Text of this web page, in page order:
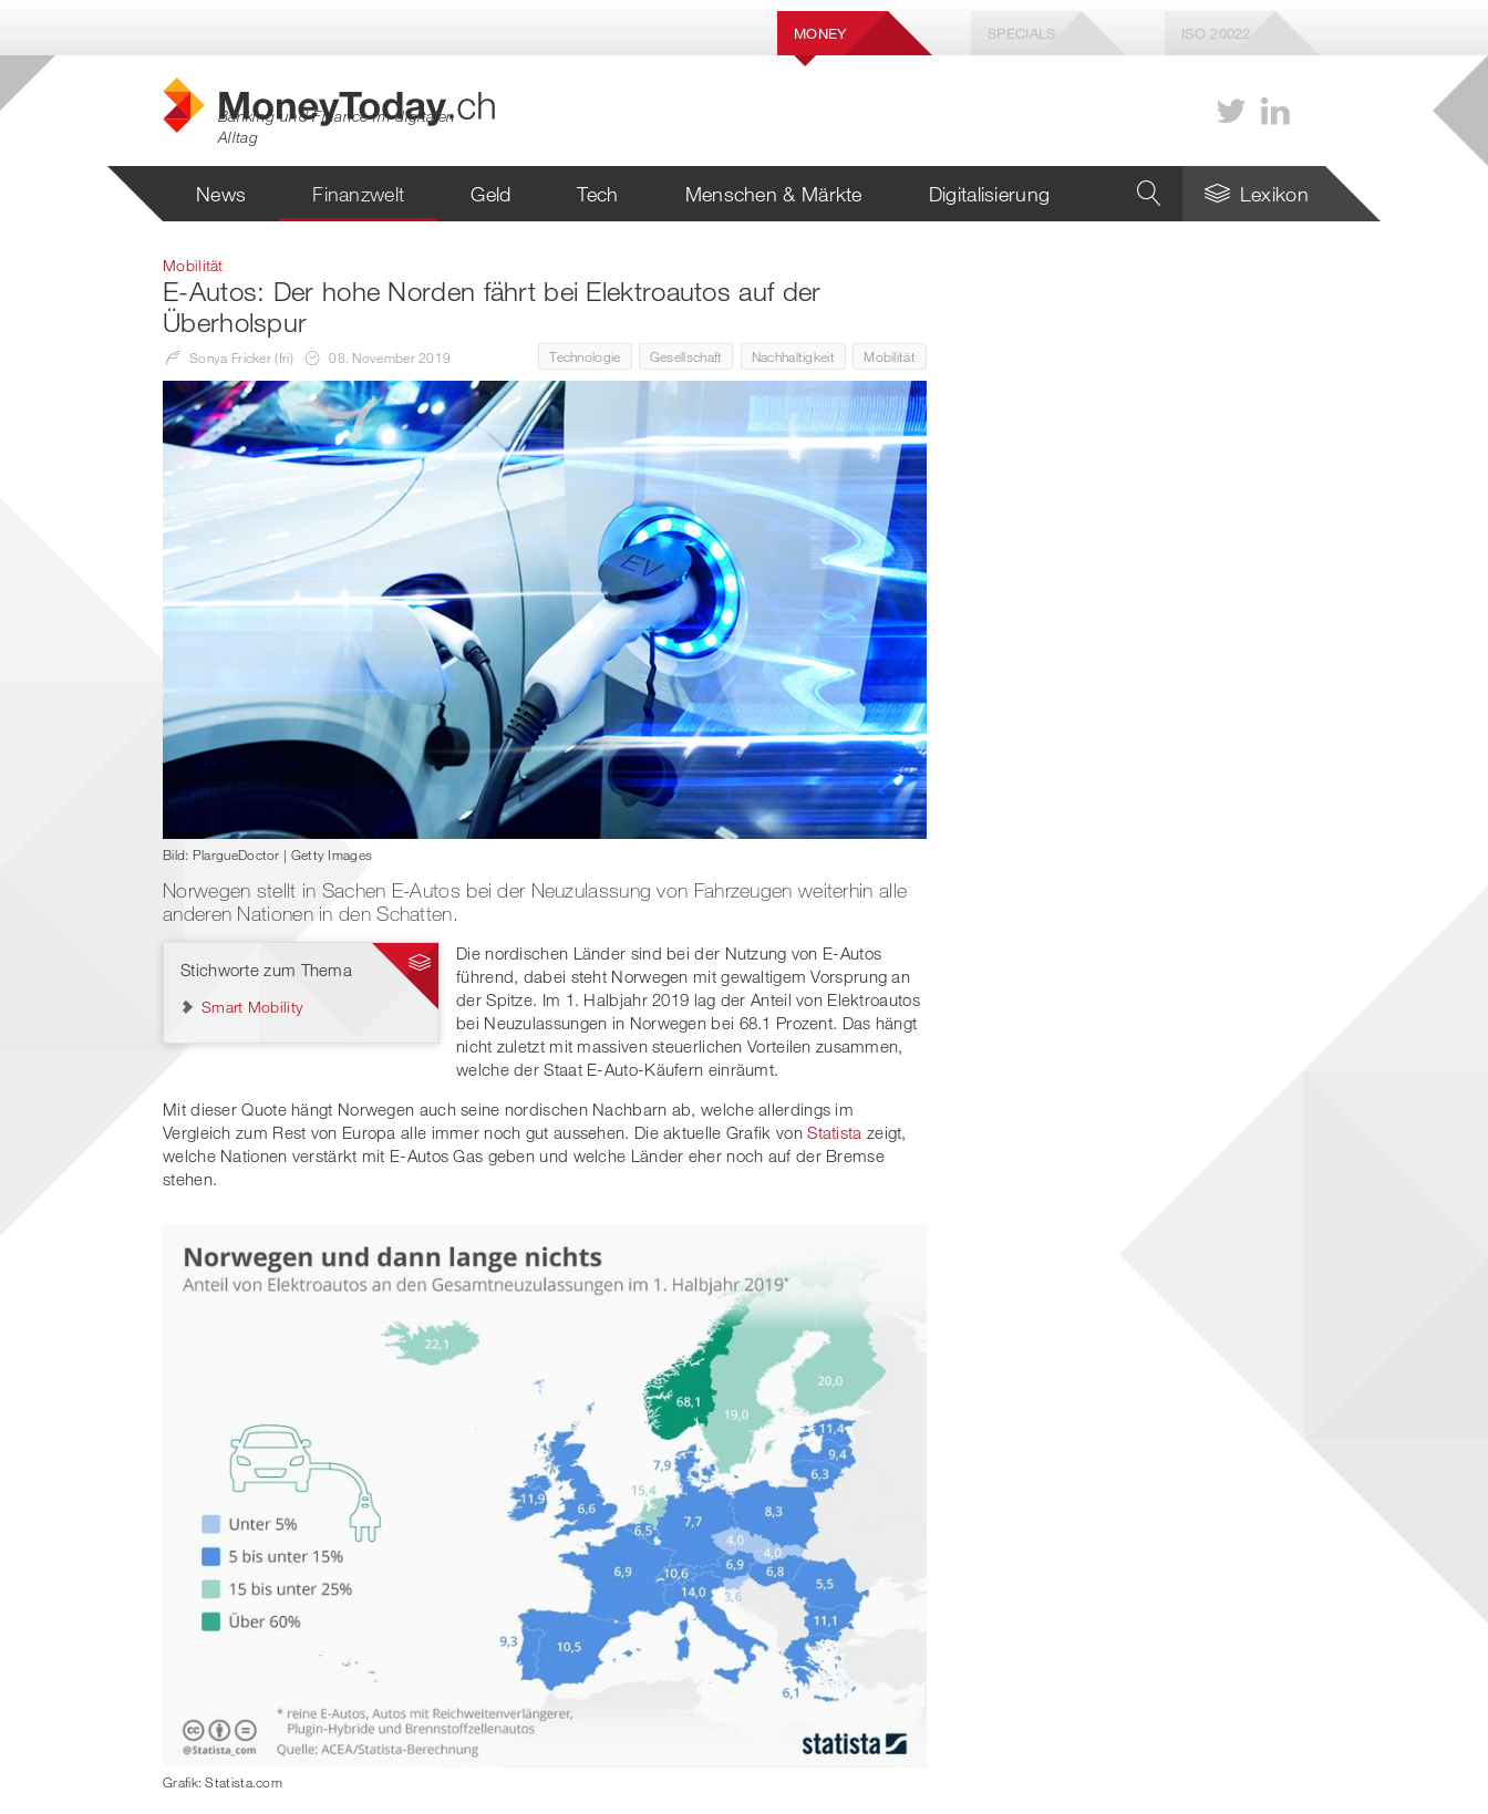
MONEY SPECIALS ISO 20022
Banking und Finance im digitalen
Alltag
News Finanzwelt Geld Tech Menschen & Märkte Digitalisierung Lexikon
Mobilität
E-Autos: Der hohe Norden fährt bei Elektroautos auf der
Überholspur
Sonya Fricker (fri) 08. November 2019 Technologie Gesellschaft Nachhaltigkeit Mobilität
Bild: PlargueDoctor | Getty Images
Norwegen stellt in Sachen E-Autos bei der Neuzulassung von Fahrzeugen weiterhin alle
anderen Nationen in den Schatten.
Stichworte zum Thema
Smart Mobility
Die nordischen Länder sind bei der Nutzung von E-Autos
führend, dabei steht Norwegen mit gewaltigem Vorsprung an
der Spitze. Im 1. Halbjahr 2019 lag der Anteil von Elektroautos
bei Neuzulassungen in Norwegen bei 68.1 Prozent. Das hängt
nicht zuletzt mit massiven steuerlichen Vorteilen zusammen,
welche der Staat E-Auto-Käufern einräumt.
Mit dieser Quote hängt Norwegen auch seine nordischen Nachbarn ab, welche allerdings im
Vergleich zum Rest von Europa alle immer noch gut aussehen. Die aktuelle Grafik vonStatista zeigt,
welche Nationen verstärkt mit E-Autos Gas geben und welche Länder eher noch auf der Bremse
stehen.
Grafik: Statista.com